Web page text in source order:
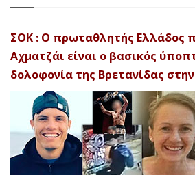
ΣΟΚ : Ο πρωταθλητής Ελλάδος
Αχματζάι είναι ο βασικός
δολοφονία της Βρετανίδας